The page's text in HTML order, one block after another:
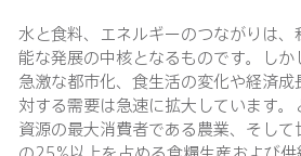
水と食料、エネルギーのつながりは
能な発展の中核となるものです。しか
急激な都市化、食生活の変化や経済
対する需要は急速に拡大しています
資源の最大消費者である農業、そし